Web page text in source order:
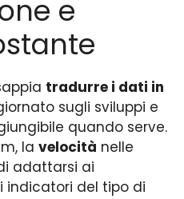
e
tradurre i dati in
sugli sviluppi e
quando serve.
la velocità nelle
adattarsi ai
del tipo di